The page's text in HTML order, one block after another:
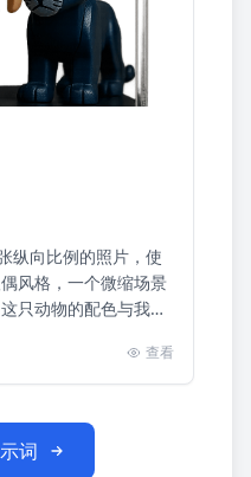
纵向比例的照片，使
风格，一个微缩场景
只动物的配色与我相
查看
词